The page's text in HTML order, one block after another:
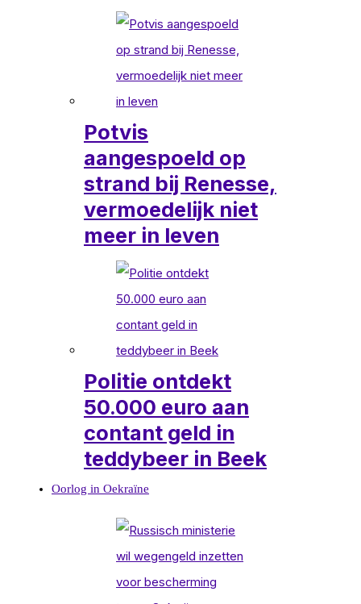
Potvis
aangespoeld op
strand bij Renesse,
vermoedelijk niet
meer in leven
Politie ontdekt
50.000 euro aan
contant geld in
teddybeer in Beek
Oorlog in Oekraïne